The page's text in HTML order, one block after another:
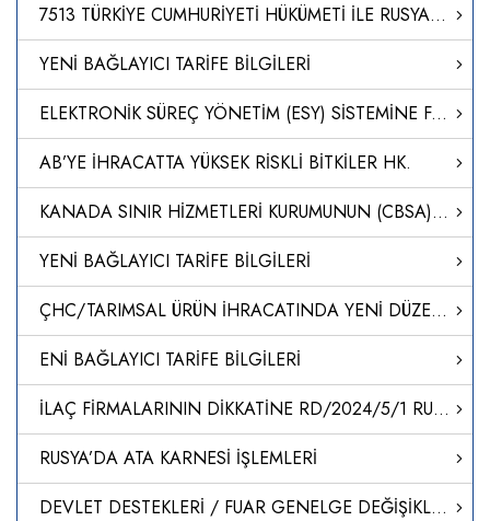
7513 TÜRKİYE CUMHURİYETİ HÜKÜMETİ İLE RUSYA FEDERASYONU HÜKÜMETİ ARASINDA ULUSLARARASI KARAYOLU TAŞIMACILIĞI ANLAŞMASININ ONAYLANMASININ UYGUN BULUNDUĞUNA DAİR KANUN
YENİ BAĞLAYICI TARİFE BİLGİLERİ
ELEKTRONİK SÜREÇ YÖNETİM (ESY) SİSTEMİNE FARMAKOVİJİLANS YETKİLİ/VEKİL KAYITLARININ TAŞINMASI
AB’YE İHRACATTA YÜKSEK RİSKLİ BİTKİLER HK.
KANADA SINIR HİZMETLERİ KURUMUNUN (CBSA) YENİ DİJİTAL KAYIT SİSTEMİ CARM-II HAKKINDA
YENİ BAĞLAYICI TARİFE BİLGİLERİ
ÇHC/TARIMSAL ÜRÜN İHRACATINDA YENİ DÜZENLEMELER
ENİ BAĞLAYICI TARİFE BİLGİLERİ
İLAÇ FİRMALARININ DİKKATİNE RD/2024/5/1 RUHSAT BAŞVURU SÜREÇLERİNİN BAŞLATILMASI
RUSYA’DA ATA KARNESİ İŞLEMLERİ
DEVLET DESTEKLERİ / FUAR GENELGE DEĞİŞİKLİĞİ HK.